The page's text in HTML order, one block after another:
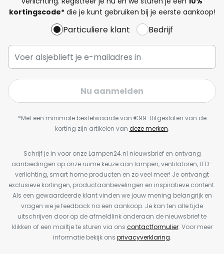
kortingscode*die je kunt gebruiken bij je eerste aankoop!
Particuliere klant Bedrijf
Nu aanmelden
*Met een minimale bestelwaarde van €99. Uitgesloten van de
korting zijn artikelen van deze merken.
Schrijf je in voor onze Lampen24.nl nieuwsbrief en ontvang
aanbiedingen op onze ruime keuze aan lampen, ventilatoren, LED-
verlichting, smart home producten en zo veel meer! Je ontvangt
exclusieve kortingen, productaanbevelingen en inspiratieve content.
Als een gewaardeerde klant vinden we jouw mening belangrijk en
vragen we je feedback na een aankoop. Je kan ten alle tijde
uitschrijven door op de afmeldlink onderaan de nieuwsbrief te
klikken of een mailtje te sturen via ons contactformulier. Voor meer
informatie bekijk ons privacyverklaring.